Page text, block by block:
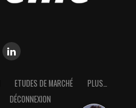
ETUDES DE MARCHÉ
PLUS…
DÉCONNEXION